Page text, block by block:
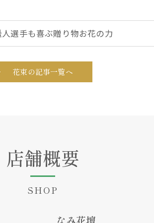
選手も喜ぶ贈り物お花の力
花束の記事一覧へ
店舗概要
SHOP